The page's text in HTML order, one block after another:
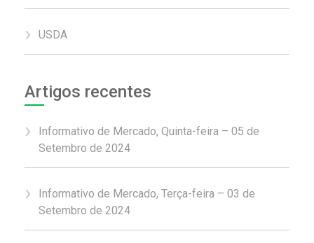
USDA
Artigos recentes
Informativo de Mercado, Quinta-feira – 05 de
Setembro de 2024
Informativo de Mercado, Terça-feira – 03 de
Setembro de 2024